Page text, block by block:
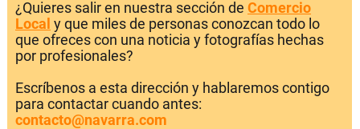
¿Quieres salir en nuestra sección de Comercio
Local y que miles de personas conozcan todo lo
que ofreces con una noticia y fotografías hechas
por profesionales?
Escríbenos a esta dirección y hablaremos contigo
para contactar cuando antes:
contacto@navarra.com